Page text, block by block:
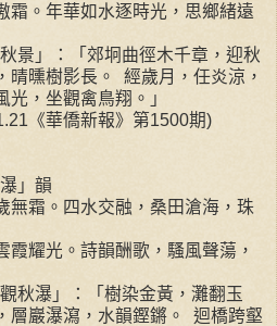
霜。年華如水逐時光，思鄉緒遠
景」：「郊坰曲徑木千章，迎秋
晴曛樹影長。 經歲月，任炎涼，
，坐觀禽鳥翔。」
《華僑新報》第1500期)
」韻
無霜。四水交融，桑田滄海，珠
霞耀光。詩韻酬歌，騷風聲蕩，
秋瀑」：「樹染金黃，灘翻玉
層巖瀑瀉，水韻鏗鏘。 迴橋跨壑